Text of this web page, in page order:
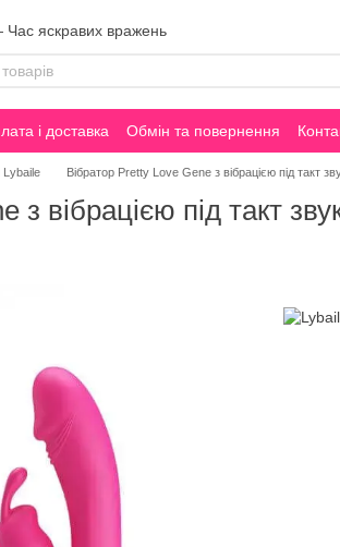
яскравих вражень
і доставка Обмін та повернення
Lybaile Вібратор Pretty Love Gene з вібрацією під такт
вібрацією під такт